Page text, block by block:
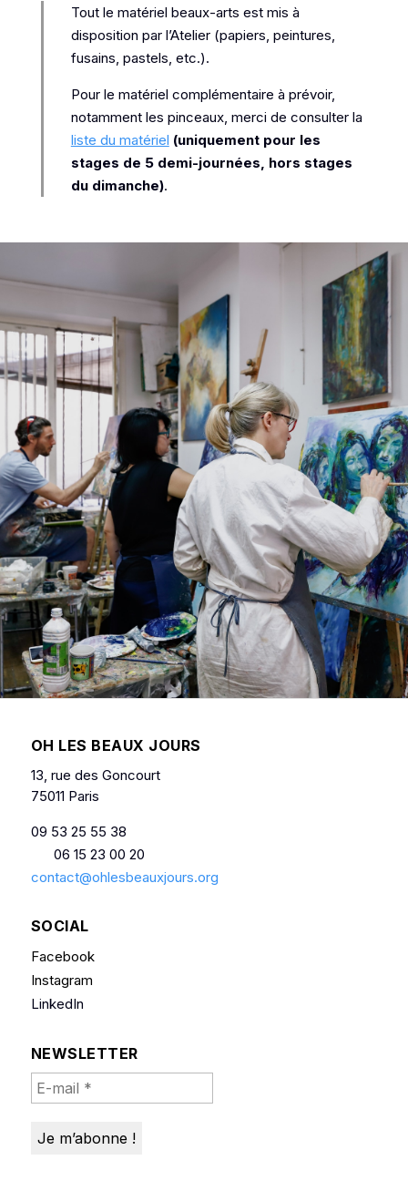
Tout le matériel beaux-arts est mis à
disposition par l’Atelier (papiers, peintures,
fusains, pastels, etc.).
Pour le matériel complémentaire à prévoir,
notamment les pinceaux, merci de consulter la
liste du matériel (uniquement pour les
stages de 5 demi-journées, hors stages
du dimanche).
OH LES BEAUX JOURS
13, rue des Goncourt
75011 Paris
09 53 25 55 38
06 15 23 00 20
contact@ohlesbeauxjours.org
SOCIAL
Facebook
Instagram
LinkedIn
NEWSLETTER